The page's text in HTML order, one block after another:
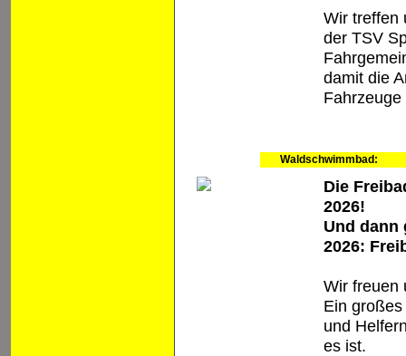
Wir treffen
der TSV
damit die
Waldschwimmbad:
Die
2026!
Und dann
2026:
Wir freuen
Ein
und
es ist.